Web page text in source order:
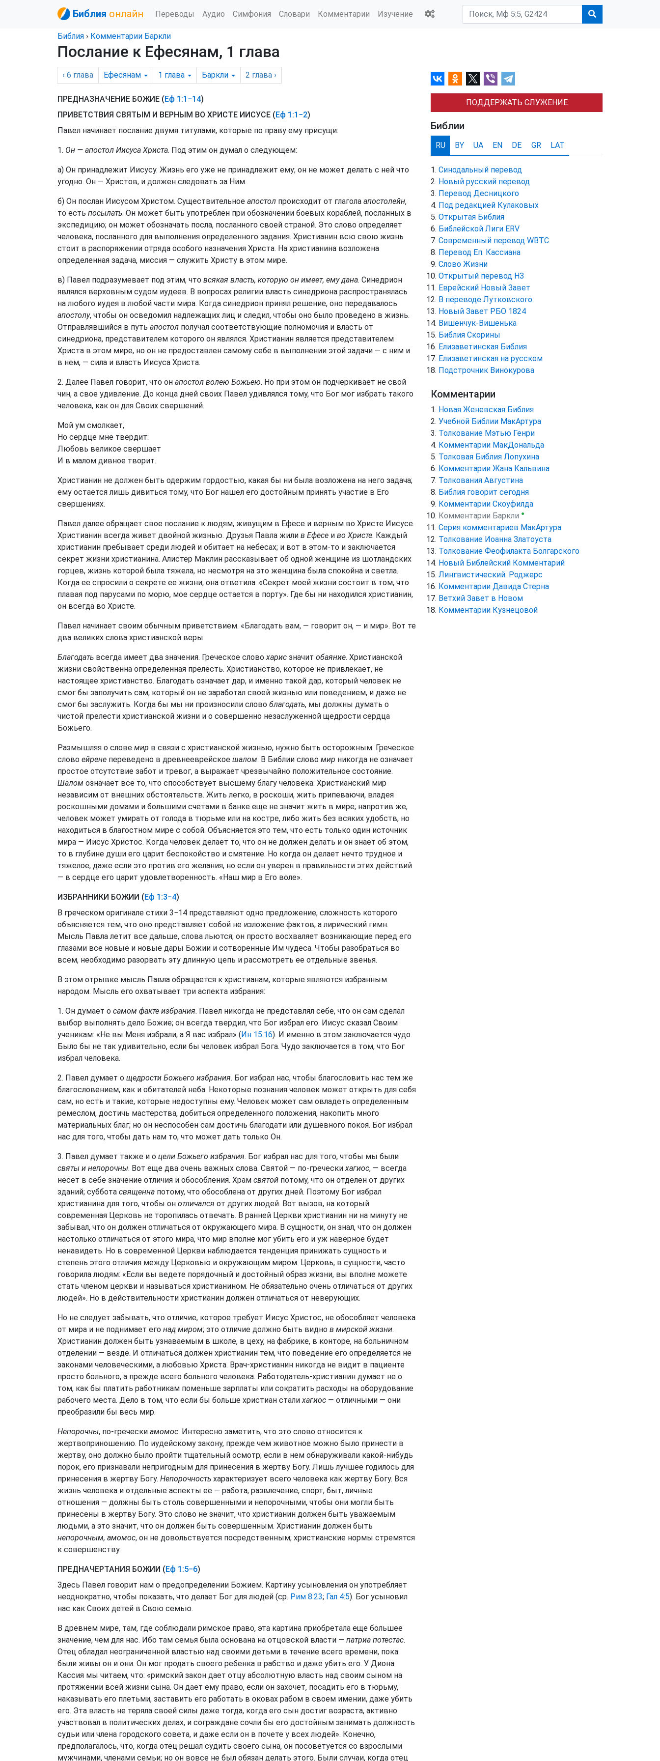
Библия онлайн Переводы Аудио Симфония Словари Комментарии Изучение
Библия › Комментарии Баркли
Послание к Ефесянам, 1 глава
‹ 6 глава Ефесянам 1 глава Баркли 2 глава ›
ПРЕДНАЗНАЧЕНИЕ БОЖИЕ (Еф 1:1−14)
ПРИВЕТСТВИЯ СВЯТЫМ И ВЕРНЫМ ВО ХРИСТЕ ИИСУСЕ (Еф 1:1−2)
Павел начинает послание двумя титулами, которые по праву ему присущи:
1. Он — апостол Иисуса Христа. Под этим он думал о следующем:
а) Он принадлежит Иисусу. Жизнь его уже не принадлежит ему; он не может делать с ней что
угодно. Он — Христов, и должен следовать за Ним.
б) Он послан Иисусом Христом. Существительное апостол происходит от глагола апостолейн,
то есть посылать. Он может быть употреблен при обозначении боевых кораблей, посланных в
экспедицию; он может обозначать посла, посланного своей страной. Это слово определяет
человека, посланного для выполнения определенного задания. Христианин всю свою жизнь
стоит в распоряжении отряда особого назначения Христа. На христианина возложена
определенная задача, миссия — служить Христу в этом мире.
в) Павел подразумевает под этим, что всякая власть, которую он имеет, ему дана. Синедрион
являлся верховным судом иудеев. В вопросах религии власть синедриона распространялась
на любого иудея в любой части мира. Когда синедрион принял решение, оно передавалось
апостолу, чтобы он осведомил надлежащих лиц и следил, чтобы оно было проведено в жизнь.
Отправлявшийся в путь апостол получал соответствующие полномочия и власть от
синедриона, представителем которого он являлся. Христианин является представителем
Христа в этом мире, но он не предоставлен самому себе в выполнении этой задачи — с ним и
в нем, — сила и власть Иисуса Христа.
2. Далее Павел говорит, что он апостол волею Божьею. Но при этом он подчеркивает не свой
чин, а свое удивление. До конца дней своих Павел удивлялся тому, что Бог мог избрать такого
человека, как он для Своих свершений.
Мой ум смолкает,
Но сердце мне твердит:
Любовь великое свершает
И в малом дивное творит.
Христианин не должен быть одержим гордостью, какая бы ни была возложена на него задача;
ему остается лишь дивиться тому, что Бог нашел его достойным принять участие в Его
свершениях.
Павел далее обращает свое послание к людям, живущим в Ефесе и верным во Христе Иисусе.
Христианин всегда живет двойной жизнью. Друзья Павла жили в Ефесе и во Христе. Каждый
христианин пребывает среди людей и обитает на небесах; и вот в этом-то и заключается
секрет жизни христианина. Алистер Маклин рассказывает об одной женщине из шотландских
горцев, жизнь которой была тяжела, но несмотря на это женщина была спокойна и светла.
Когда ее спросили о секрете ее жизни, она ответила: «Секрет моей жизни состоит в том, что
плавая под парусами по морю, мое сердце остается в порту». Где бы ни находился христианин,
он всегда во Христе.
Павел начинает своим обычным приветствием. «Благодать вам, — говорит он, — и мир». Вот те
два великих слова христианской веры:
Благодать всегда имеет два значения. Греческое словохарис значит обаяние. Христианской
жизни свойственна определенная прелесть. Христианство, которое не привлекает, не
настоящее христианство. Благодать означает дар, и именно такой дар, который человек не
смог бы заполучить сам, который он не заработал своей жизнью или поведением, и даже не
смог бы заслужить. Когда бы мы ни произносили слово благодать, мы должны думать о
чистой прелести христианской жизни и о совершенно незаслуженной щедрости сердца
Божьего.
Размышляя о слове мир в связи с христианской жизнью, нужно быть осторожным. Греческое
слово ейрене переведено в древнееврейское шалом. В Библии слово мир никогда не означает
простое отсутствие забот и тревог, а выражает чрезвычайно положительное состояние.
Шалом означает все то, что способствует высшему благу человека. Христианский мир
независим от внешних обстоятельств. Жить легко, в роскоши, жить припеваючи, владея
роскошными домами и большими счетами в банке еще не значит жить в мире; напротив же,
человек может умирать от голода в тюрьме или на костре, либо жить без всяких удобств, но
находиться в благостном мире с собой. Объясняется это тем, что есть только один источник
мира — Иисус Христос. Когда человек делает то, что он не должен делать и он знает об этом,
то в глубине души его царит беспокойство и смятение. Но когда он делает нечто трудное и
тяжелое, даже если это против его желания, но если он уверен в правильности этих действий
— в сердце его царит удовлетворенность. «Наш мир в Его воле».
ИЗБРАННИКИ БОЖИИ (Еф 1:3−4)
В греческом оригинале стихи 3−14 представляют одно предложение, сложность которого
объясняется тем, что оно представляет собой не изложение фактов, а лирический гимн.
Мысль Павла летит все дальше, слова льются; он просто восхваляет возникающие перед его
глазами все новые и новые дары Божии и сотворенные Им чудеса. Чтобы разобраться во
всем, необходимо разорвать эту длинную цепь и рассмотреть ее отдельные звенья.
В этом отрывке мысль Павла обращается к христианам, которые являются избранным
народом. Мысль его охватывает три аспекта избрания:
1. Он думает о самом факте избрания. Павел никогда не представлял себе, что он сам сделал
выбор выполнять дело Божие; он всегда твердил, что Бог избрал его. Иисус сказал Своим
ученикам: «Не вы Меня избрали, а Я вас избрал» (Ин 15:16). И именно в этом заключается чудо.
Было бы не так удивительно, если бы человек избрал Бога. Чудо заключается в том, что Бог
избрал человека.
2. Павел думает о щедрости Божьего избрания. Бог избрал нас, чтобы благословить нас тем же
благословением, как и обитателей неба. Некоторые познания человек может открыть для себя
сам, но есть и такие, которые недоступны ему. Человек может сам овладеть определенным
ремеслом, достичь мастерства, добиться определенного положения, накопить много
материальных благ; но он неспособен сам достичь благодати или душевного покоя. Бог избрал
нас для того, чтобы дать нам то, что может дать только Он.
3. Павел думает также и о цели Божьего избрания. Бог избрал нас для того, чтобы мы были
святы и непорочны. Вот еще два очень важных слова. Святой — по-греческихагиос, — всегда
несет в себе значение отличия и обособления. Храм святой потому, что он отделен от других
зданий; суббота священна потому, что обособлена от других дней. Поэтому Бог избрал
христианина для того, чтобы он отличался от других людей. Вот вызов, на который
современная Церковь не торопилась отвечать. В ранней Церкви христианин ни на минуту не
забывал, что он должен отличаться от окружающего мира. В сущности, он знал, что он должен
настолько отличаться от этого мира, что мир вполне мог убить его и уж наверное будет
ненавидеть. Но в современной Церкви наблюдается тенденция принижать сущность и
степень этого отличия между Церковью и окружающим миром. Церковь, в сущности, часто
говорила людям: «Если вы ведете порядочный и достойный образ жизни, вы вполне можете
стать членом церкви и называться христианином. Не обязательно очень отличаться от других
людей». Но в действительности христианин должен отличаться от неверующих.
Но не следует забывать, что отличие, которое требует Иисус Христос, не обособляет человека
от мира и не поднимает его над миром; это отличие должно быть видно в мирской жизни.
Христианин должен быть узнаваемым в школе, в цеху, на фабрике, в конторе, на больничном
отделении — везде. И отличаться должен христианин тем, что поведение его определяется не
законами человеческими, а любовью Христа. Врач-христианин никогда не видит в пациенте
просто больного, а прежде всего больного человека. Работодатель-христианин думает не о
том, как бы платить работникам поменьше зарплаты или сократить расходы на оборудование
рабочего места. Дело в том, что если бы больше христиан сталихагиос — отличными — они
преобразили бы весь мир.
Непорочны, по-гречески амомос. Интересно заметить, что это слово относится к
жертвоприношению. По иудейскому закону, прежде чем животное можно было принести в
жертву, оно должно было пройти тщательный осмотр; если в нем обнаруживали какой-нибудь
порок, его признавали непригодным для принесения в жертву Богу. Лишь лучшее годилось для
принесения в жертву Богу. Непорочность характеризует всего человека как жертву Богу. Вся
жизнь человека и отдельные аспекты ее — работа, развлечение, спорт, быт, личные
отношения — должны быть столь совершенными и непорочными, чтобы они могли быть
принесены в жертву Богу. Это слово не значит, что христианин должен быть уважаемым
людьми, а это значит, что он должен быть совершенным. Христианин должен быть
непорочным, амомос, он не довольствуется посредственным; христианские нормы стремятся
к совершенству.
ПРЕДНАЧЕРТАНИЯ БОЖИИ (Еф 1:5−6)
Здесь Павел говорит нам о предопределении Божием. Картину усыновления он употребляет
неоднократно, чтобы показать, что делает Бог для людей (ср. Рим 8:23; Гал 4:5). Бог усыновил
нас как Своих детей в Свою семью.
В древнем мире, там, где соблюдали римское право, эта картина приобретала еще большее
значение, чем для нас. Ибо там семья была основана на отцовской власти — патриа потестас.
Отец обладал неограниченной властью над своими детьми в течение всего времени, пока
были живы он и они. Он мог продать своего ребенка в рабство и даже убить его. У Диона
Кассия мы читаем, что: «римский закон дает отцу абсолютную власть над своим сыном на
протяжении всей жизни сына. Он дает ему право, если он захочет, посадить его в тюрьму,
наказывать его плетьми, заставить его работать в оковах рабом в своем имении, даже убить
его. Эта власть не теряла своей силы даже тогда, когда его сын достиг возраста, активно
участвовал в политических делах, и сограждане сочли бы его достойным занимать должность
судьи или члена городского совета, и даже если он в почете у всех людей». Конечно,
предполагалось, что, когда отец решал судить своего сына, он посоветуется со взрослыми
мужчинами, членами семьи; но он вовсе не был обязан делать этого. Были случаи, когда отец
ПОДДЕРЖАТЬ СЛУЖЕНИЕ
Библии
RU BY UA EN DE GR LAT
Синодальный перевод
Новый русский перевод
Перевод Десницкого
Под редакцией Кулаковых
Открытая Библия
Библейской Лиги ERV
Cовременный перевод WBTC
Перевод Еп. Кассиана
Слово Жизни
Открытый перевод НЗ
Еврейский Новый Завет
В переводе Лутковского
Новый Завет РБО 1824
Вишенчук-Вишенька
Библия Скорины
Елизаветинская Библия
Елизаветинская на русском
Подстрочник Винокурова
Комментарии
Новая Женевская Библия
Учебной Библии МакАртура
Толкование Мэтью Генри
Комментарии МакДональда
Толковая Библия Лопухина
Комментарии Жана Кальвина
Толкования Августина
Библия говорит сегодня
Комментарии Скоуфилда
Комментарии Баркли ●
Серия комментариев МакАртура
Толкование Иоанна Златоуста
Толкование Феофилакта Болгарского
Новый Библейский Комментарий
Лингвистический. Роджерс
Комментарии Давида Стерна
Ветхий Завет в Новом
Комментарии Кузнецовой